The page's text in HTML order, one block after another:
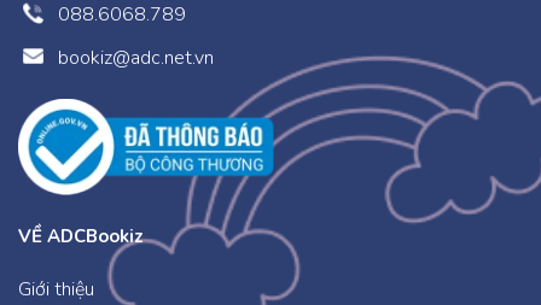
088.6068.789
bookiz@adc.net.vn
VỀ ADCBookiz
Giới thiệu